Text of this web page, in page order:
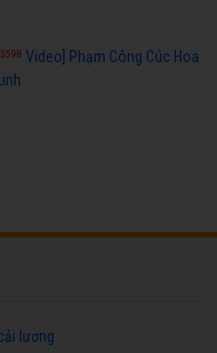
Video] Phạm Công Cúc Hoa
lương